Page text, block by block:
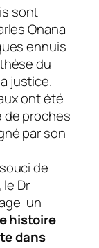
sont
Onana
ennuis
du
justice.
ont été
proches
par son
de
Dr
un
histoire
dans